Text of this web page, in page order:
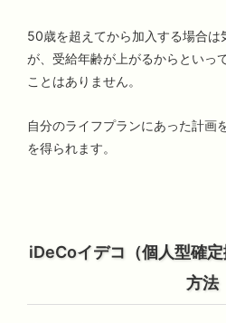
50歳を超えてから加入する場合は
が、受給年齢が上がるからといっ
ことはありません。
自分のライフプランにあった計画
を得られます。
iDeCoイデコ（個人型確
方法